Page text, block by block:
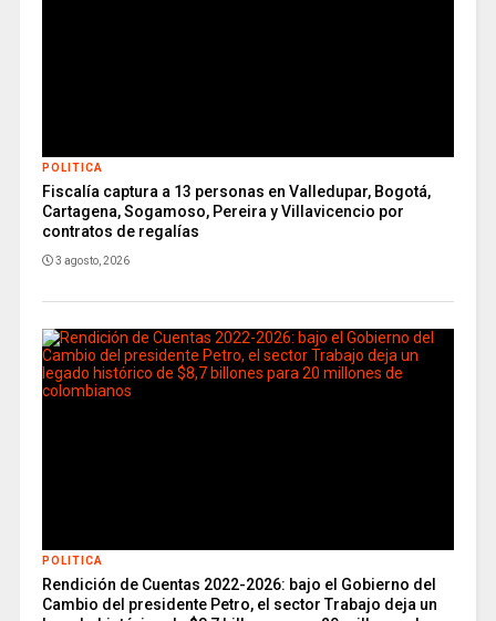
POLITICA
Fiscalía captura a 13 personas en Valledupar, Bogotá,
Cartagena, Sogamoso, Pereira y Villavicencio por
contratos de regalías
3 agosto, 2026
POLITICA
Rendición de Cuentas 2022-2026: bajo el Gobierno del
Cambio del presidente Petro, el sector Trabajo deja un